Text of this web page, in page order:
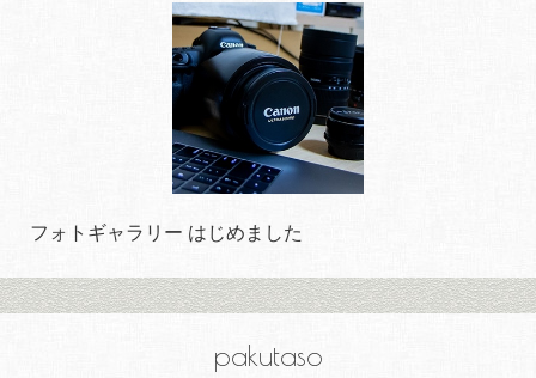
フォトギャラリー はじめました
pakutaso